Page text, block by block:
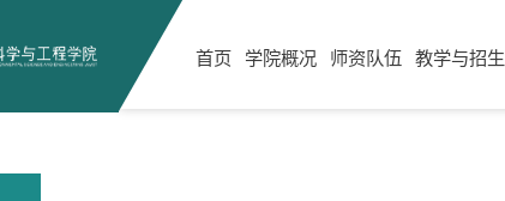
首页 学院概况 师资队伍 教学与招生